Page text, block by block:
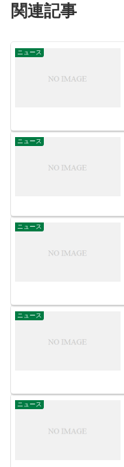
関連記事
ニュース
ニュース
ニュース
ニュース
ニュース